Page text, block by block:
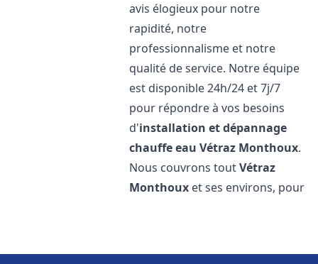
avis élogieux pour notre
rapidité, notre
professionnalisme et notre
qualité de service. Notre équipe
est disponible 24h/24 et 7j/7
pour répondre à vos besoins
d'installation et dépannage
chauffe eau Vétraz Monthoux.
Nous couvrons toutVétraz
Monthoux et ses environs, pour